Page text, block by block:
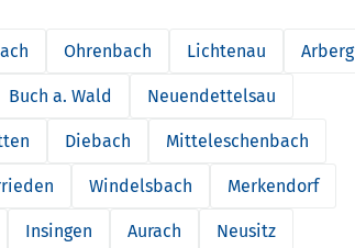
Ohrenbach Lichtenau Arberg
Buch a. Wald Neuendettelsau
Diebach Mitteleschenbach
Windelsbach Merkendorf
Insingen Aurach Neusitz